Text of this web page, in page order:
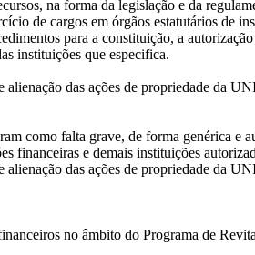
na forma da legislação e da
de cargos em órgãos estatutários de
para a constituição, a
instituições que especifica.
alienação das ações de propriedade da
como falta grave, de forma genérica e
financeiras e demais instituições
alienação das ações de propriedade da
no âmbito do Programa de